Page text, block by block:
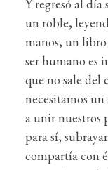
Y regresó al día
un roble,
manos, un
ser humano es
que no sale del
necesitamos un
a unir nuestros
para sí,
compartía con